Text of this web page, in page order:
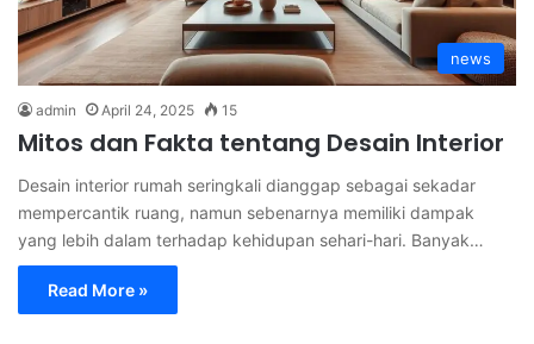
news
admin April 24, 2025 15
Mitos dan Fakta tentang Desain Interior
Desain interior rumah seringkali dianggap sebagai sekadar
mempercantik ruang, namun sebenarnya memiliki dampak
yang lebih dalam terhadap kehidupan sehari-hari. Banyak…
Read More »